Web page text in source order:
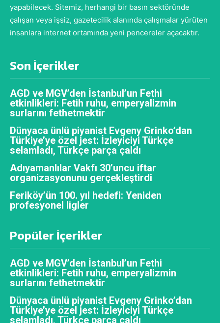
yapabilecek. Sitemiz, herhangi bir basın sektöründe
çalışan veya işsiz, gazetecilik alanında çalışmalar yürüten
insanlara internet ortamında yeni pencereler açacaktır.
Son İçerikler
AGD ve MGV’den İstanbul’un Fethi
etkinlikleri: Fetih ruhu, emperyalizmin
surlarını fethetmektir
Dünyaca ünlü piyanist Evgeny Grinko’dan
Türkiye’ye özel jest: İzleyiciyi Türkçe
selamladı, Türkçe parça çaldı
Adıyamanlılar Vakfı 30’uncu iftar
organizasyonunu gerçekleştirdi
Feriköy’ün 100. yıl hedefi: Yeniden
profesyonel ligler
Popüler İçerikler
AGD ve MGV’den İstanbul’un Fethi
etkinlikleri: Fetih ruhu, emperyalizmin
surlarını fethetmektir
Dünyaca ünlü piyanist Evgeny Grinko’dan
Türkiye’ye özel jest: İzleyiciyi Türkçe
selamladı, Türkçe parça çaldı